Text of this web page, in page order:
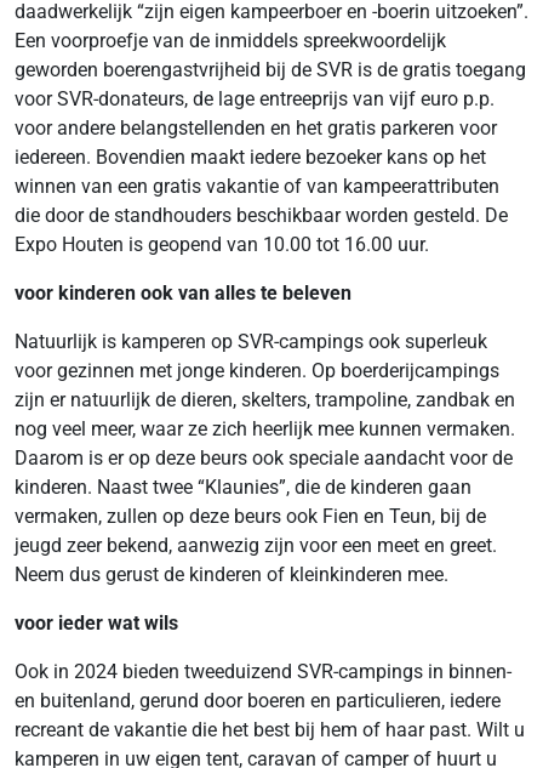
daadwerkelijk “zijn eigen kampeerboer en -boerin uitzoeken”.
Een voorproefje van de inmiddels spreekwoordelijk
geworden boerengastvrijheid bij de SVR is de gratis toegang
voor SVR-donateurs, de lage entreeprijs van vijf euro p.p.
voor andere belangstellenden en het gratis parkeren voor
iedereen. Bovendien maakt iedere bezoeker kans op het
winnen van een gratis vakantie of van kampeerattributen
die door de standhouders beschikbaar worden gesteld. De
Expo Houten is geopend van 10.00 tot 16.00 uur.
voor kinderen ook van alles te beleven
Natuurlijk is kamperen op SVR-campings ook superleuk
voor gezinnen met jonge kinderen. Op boerderijcampings
zijn er natuurlijk de dieren, skelters, trampoline, zandbak en
nog veel meer, waar ze zich heerlijk mee kunnen vermaken.
Daarom is er op deze beurs ook speciale aandacht voor de
kinderen. Naast twee “Klaunies”, die de kinderen gaan
vermaken, zullen op deze beurs ook Fien en Teun, bij de
jeugd zeer bekend, aanwezig zijn voor een meet en greet.
Neem dus gerust de kinderen of kleinkinderen mee.
voor ieder wat wils
Ook in 2024 bieden tweeduizend SVR-campings in binnen-
en buitenland, gerund door boeren en particulieren, iedere
recreant de vakantie die het best bij hem of haar past. Wilt u
kamperen in uw eigen tent, caravan of camper of huurt u